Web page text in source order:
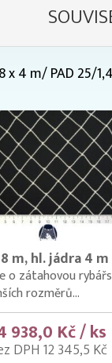
x 4 m/ PAD 25/1,4
m, hl. jádra 4 m
o zátahovou
rozměrů...
938,0 Kč / ks
DPH 12 345,5 Kč